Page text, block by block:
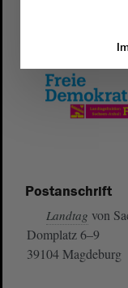
Postanschrift
Landtag von
Domplatz 6–9
39104 Magdeburg